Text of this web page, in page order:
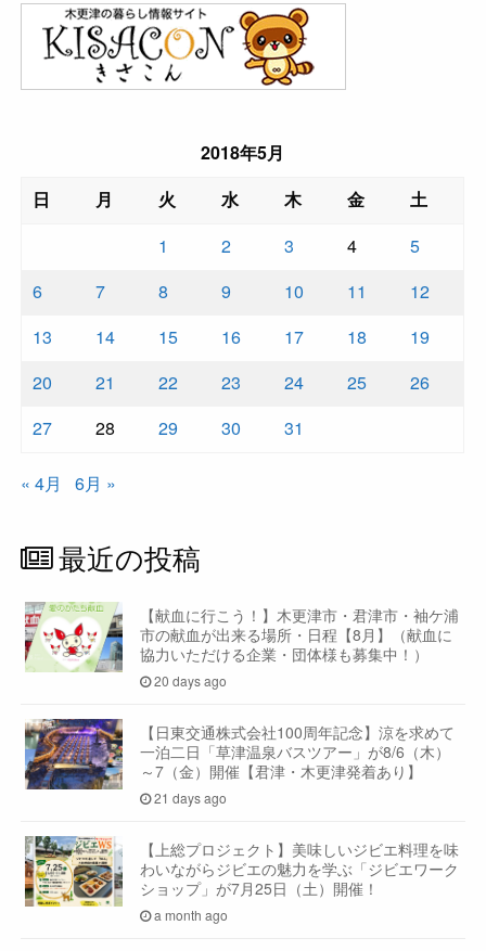
2018年5月
日
月 火 水 木 金
土
1
2 3 4
5
6
7 8 9 10 11
12
13
14 15 16 17 18
19
20
21 22 23 24 25
26
27
28 29 30 31
« 4月 6月 »
最近の投稿
【献血に行こう！】木更津市・君津市・袖ケ浦
市の献血が出来る場所・日程【8月】（献血に
協力いただける企業・団体様も募集中！）
20 days ago
【日東交通株式会社100周年記念】涼を求めて
一泊二日「草津温泉バスツアー」が8/6（木）
～7（金）開催【君津・木更津発着あり】
21 days ago
【上総プロジェクト】美味しいジビエ料理を味
わいながらジビエの魅力を学ぶ「ジビエワーク
ショップ」が7月25日（土）開催！
a month ago